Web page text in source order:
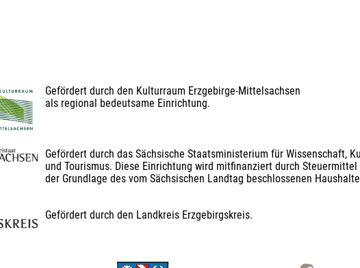
Gefördert durch den Kulturraum Erzgebirge-Mittelsachsen
als regional bedeutsame Einrichtung.
Gefördert durch das Sächsische Staatsministerium für Wissenschaft,
und Tourismus. Diese Einrichtung wird mitfinanziert durch Steuermittel
der Grundlage des vom Sächsischen Landtag beschlossenen
Gefördert durch den Landkreis Erzgebirgskreis.